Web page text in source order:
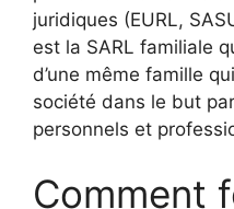
juridiques (EURL,
est la SARL familiale
d’une même famille
société dans le but
personnels et
Comment